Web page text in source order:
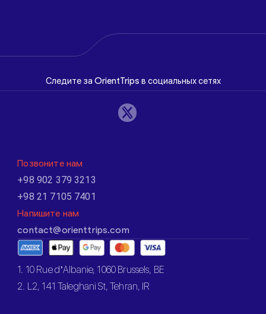
Следите за OrientTrips в социальных сетях
Позвоните нам
+98 902 379 3213
+98 21 7105 7401
Напишите нам
contact@orienttrips.com
1. 10 Rue d’Albanie, 1060 Brussels, BE
2. L2, 141 Taleghani St, Tehran, IR